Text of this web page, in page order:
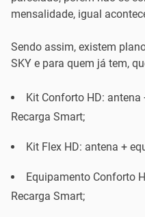
mensalidade, igual
Sendo assim, existem
SKY e para quem já tem,
Kit Conforto HD:
Recarga Smart;
Kit Flex HD: antena +
Equipamento Conforto
Recarga Smart;